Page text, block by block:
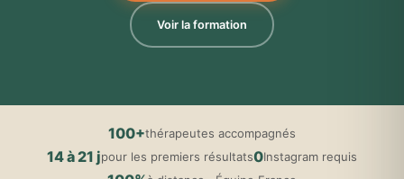
Voir la formation
100+thérapeutes accompagnés
14 à 21 jpour les premiers résultats0Instagram requis